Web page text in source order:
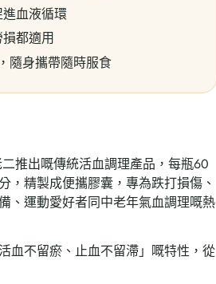
血液循環
都適用
隨身攜帶隨時服食
推出嘅傳統活血調理產品，每瓶60
，精製成便攜膠囊，專為跌打損傷、
、運動愛好者同中老年氣血調理嘅熱
血不留瘀、止血不留滯」嘅特性，從